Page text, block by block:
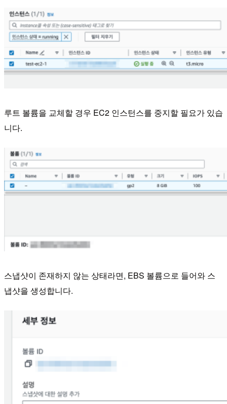
루트 볼륨을 교체할 경우 EC2 인스턴스를 중지할 필요가 있습
니다.
스냅샷이 존재하지 않는 상태라면, EBS 볼륨으로 들어와 스
냅샷을 생성합니다.